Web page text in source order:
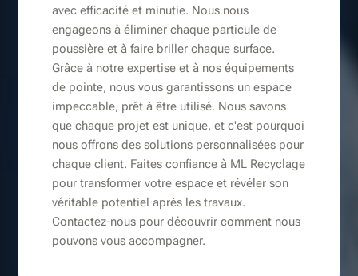
avec efficacité et minutie. Nous nous
engageons à éliminer chaque particule de
poussière et à faire briller chaque surface.
Grâce à notre expertise et à nos équipements
de pointe, nous vous garantissons un espace
impeccable, prêt à être utilisé. Nous savons
que chaque projet est unique, et c'est pourquoi
nous offrons des solutions personnalisées pour
chaque client. Faites confiance à ML Recyclage
pour transformer votre espace et révéler son
véritable potentiel après les travaux.
Contactez-nous pour découvrir comment nous
pouvons vous accompagner.